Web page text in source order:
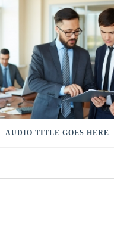
AUDIO TITLE GOES HERE